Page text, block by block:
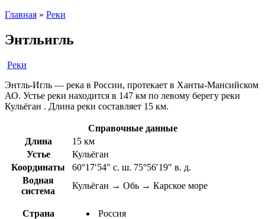
Главная » Реки
Энтльигль
Реки
Энтль-Игль — река в России, протекает в Ханты-Мансийском
АО. Устье реки находится в 147 км по левому берегу реки
Кульёган . Длина реки составляет 15 км.
Справочные данные
Длина
15 км
Устье
Кульёган
Координаты
60°17′54″ с. ш. 75°56′19″ в. д.
Водная
система
Кульёган → Обь → Карское море
Страна Россия